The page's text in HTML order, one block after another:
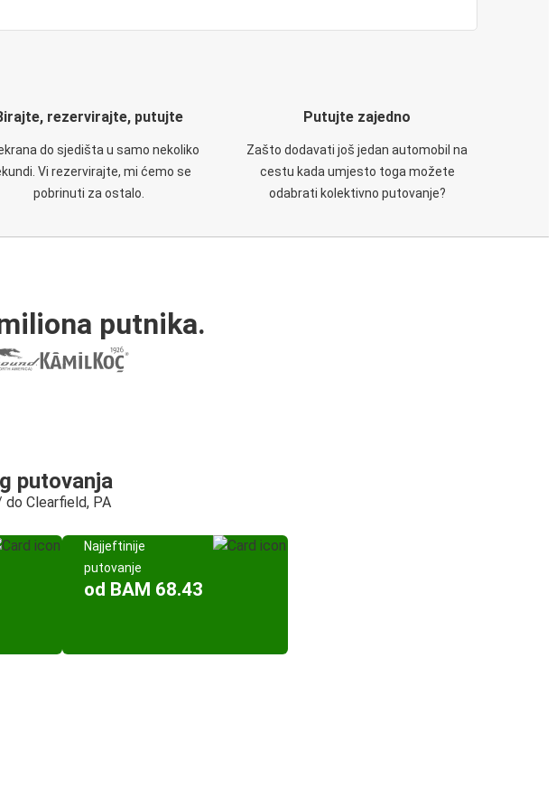
rezervirajte, putujte
do sjedišta u samo nekoliko
Vi rezervirajte, mi ćemo se
pobrinuti za ostalo.
Putujte zajedno
Zašto dodavati još jedan automobil na
cestu kada umjesto toga možete
odabrati kolektivno putovanje?
putnika.
putovanja
do Clearfield, PA
Najjeftinije
putovanje
od BAM 68.43